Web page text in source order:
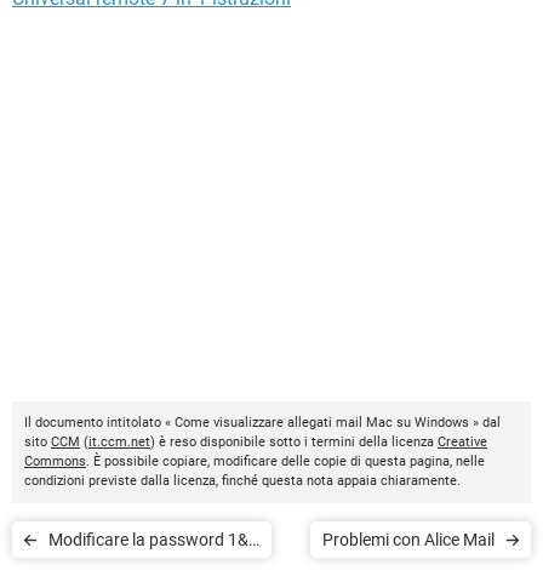
Il documento intitolato « Come visualizzare allegati mail Mac su Windows » dal
sito CCM (it.ccm.net) è reso disponibile sotto i termini della licenza Creative
Commons. È possibile copiare, modificare delle copie di questa pagina, nelle
condizioni previste dalla licenza, finché questa nota appaia chiaramente.
Modificare la password 1&1
Problemi con Alice Mail